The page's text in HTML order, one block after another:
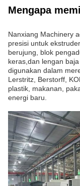
Mengapa
Nanxiang Machinery
presisi untuk
berujung, blok
keras,dan lengan
digunakan dalam
Lerstritz, Berstorff,
plastik, makanan,
energi baru.